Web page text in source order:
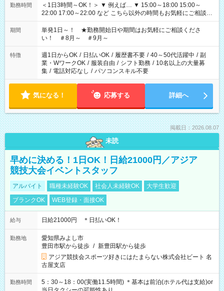
勤務時間
＜1日3時間～OK！＞ ▼ 例えば… ▼ 15:00～18:00 15:00～
22:00 17:00～22:00 など こちら以外の時間もお気軽にご相談く
ださい！
期間
単発1日～！ ★勤務開始日や期間はお気軽にご相談くださ
い！ ＃8月～ ＃9月～
特徴 週1日からOK / 日払いOK / 履歴書不要 / 40～50代活躍中 / 副
業・WワークOK / 服装自由 / シフト勤務 / 10名以上の大量募
集 / 電話対応なし / パソコンスキル不要
気になる！ 応募する 詳細へ
掲載日：2026.08.07
未読
早めに決める！1日OK！日給21000円／アジア
競技大会イベントスタッフ
アルバイト 職種未経験OK 社会人未経験OK
大学生歓迎
ブランクOK
WEB登録・面接OK
給与 日給21000円 ＊日払いOK！
勤務地
愛知県みよし市
豊田市駅から徒歩 / 新豊田駅から徒歩
アジア競技会スポーツ好きにはたまらない株式会社ビート 名
古屋支店
勤務時間
5：30～18：00(実働11.5時間) ＊基本は前泊(ホテル代は支給)or